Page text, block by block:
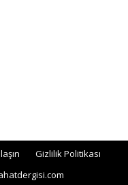
Gizlilik Politikası